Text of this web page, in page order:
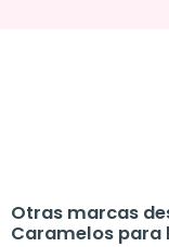
Otras marcas
Caramelos para